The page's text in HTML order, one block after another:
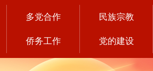
多党合作
侨务工作
民族宗教
党的建设